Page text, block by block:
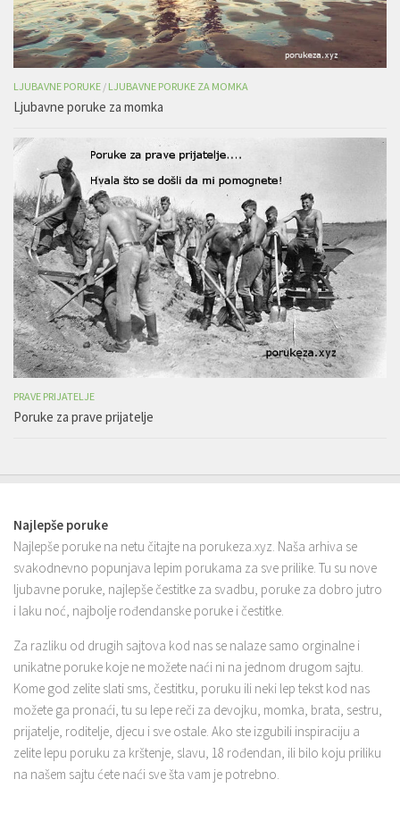
LJUBAVNE PORUKE / LJUBAVNE PORUKE ZA MOMKA
Ljubavne poruke za momka
PRAVE PRIJATELJE
Poruke za prave prijatelje
Najlepše poruke
Najlepše poruke na netu čitajte na porukeza.xyz. Naša arhiva se
svakodnevno popunjava lepim porukama za sve prilike. Tu su nove
ljubavne poruke, najlepše čestitke za svadbu, poruke za dobro jutro
i laku noć, najbolje rođendanske poruke i čestitke.
Za razliku od drugih sajtova kod nas se nalaze samo orginalne i
unikatne poruke koje ne možete naći ni na jednom drugom sajtu.
Kome god zelite slati sms, čestitku, poruku ili neki lep tekst kod nas
možete ga pronaći, tu su lepe reči za devojku, momka, brata, sestru,
prijatelje, roditelje, djecu i sve ostale. Ako ste izgubili inspiraciju a
zelite lepu poruku za krštenje, slavu, 18 rođendan, ili bilo koju priliku
na našem sajtu ćete naći sve šta vam je potrebno.